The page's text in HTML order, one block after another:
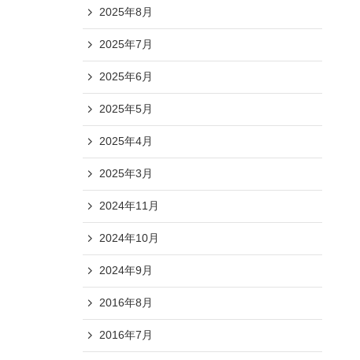
2025年8月
2025年7月
2025年6月
2025年5月
2025年4月
2025年3月
2024年11月
2024年10月
2024年9月
2016年8月
2016年7月